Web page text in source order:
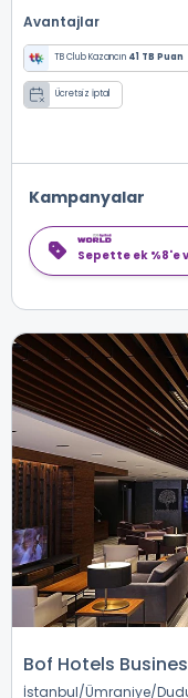
Avantajlar
TB Club Kazancın 41 TB Puan
Ücretsiz İptal
Kampanyalar
Sepette ek %8'e
Bof Hotels
İstanbul Ümraniye